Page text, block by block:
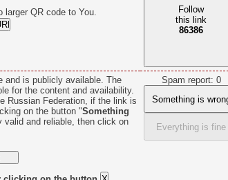
larger QR code to You.
Follow
this link
86386
and is publicly available. The
for the content and availability.
Russian Federation, if the link is
on the button "Something
and reliable, then click on
Spam report: 0
Something is
Everything is fine